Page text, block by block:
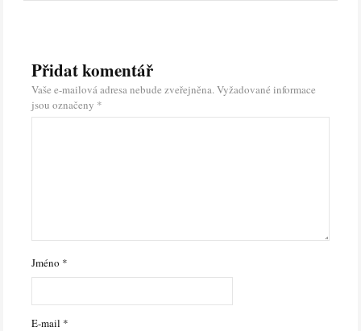
Přidat komentář
Vaše e-mailová adresa nebude zveřejněna.Vyžadované informace
jsou označeny *
Jméno *
E-mail *